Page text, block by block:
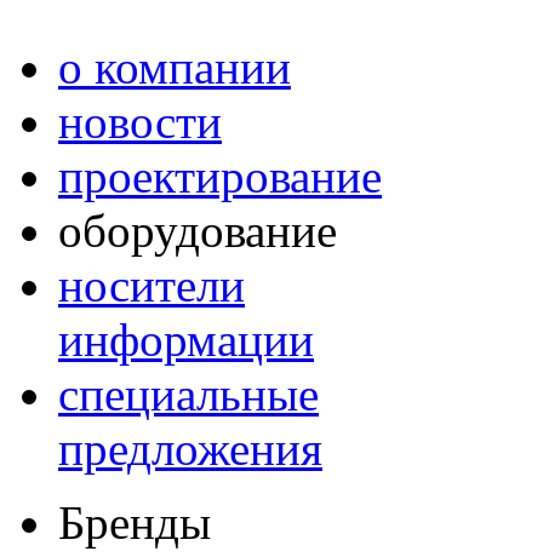
о компании
новости
проектирование
оборудование
носители
информации
специальные
предложения
Бренды